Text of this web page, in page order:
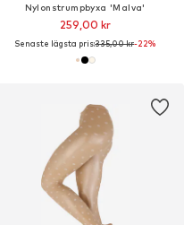
Nylonstrumpbyxa 'Malva'
259,00 kr
Senaste lägsta pris:335,00 kr-22%